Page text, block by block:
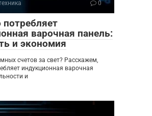
0
варочная панель:
и экономия
счетов за свет? Расскажем,
индукционная варочная
и